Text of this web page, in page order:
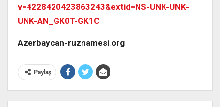
v=4228420423863243&extid=NS-UNK-UNK-
UNK-AN_GK0T-GK1C
Azerbaycan-ruznamesi.org
Paylaş